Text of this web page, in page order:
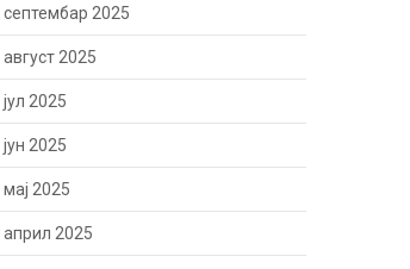
септембар 2025
август 2025
јул 2025
јун 2025
мај 2025
април 2025